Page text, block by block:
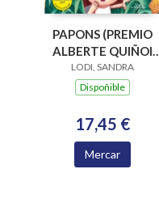
PAPONS (PREMIO
ALBERTE QUIÑOI
2024)
LODI, SANDRA
Dispoñible
17,45 €
Mercar